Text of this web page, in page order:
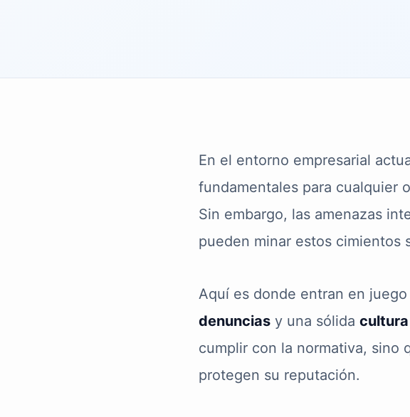
En el entorno empresarial
fundamentales para cualquier
Sin embargo, las amenazas
pueden minar estos cimientos
Aquí es donde entran en
denuncias y una sólida
cumplir con la normativa, sino
protegen su reputación.